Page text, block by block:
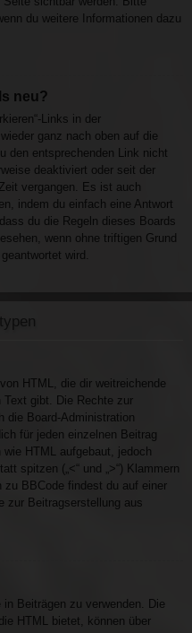
du weitere Informationen dazu
neu?
Links in der
ganz nach oben auf die
den entsprechenden Link nicht
deaktiviert oder seit der
vergangen. Es ist auch
indem du einfach eine Antwort
du die Regeln dieses Boards
wenn ohne triftigen Grund
wird.
HTML, die dir weitreichende
Text gibt. Die Rechte zur
die Board-Administration
für jeden einzelnen Beitrag
HTML aufgebaut, jedoch
spitzen („<“ und „>“) Klammern
zu BBCode findest du auf einer
zur Beitragserstellung aus
Beiträgen zu verwenden. Die
HTML bietet, können über